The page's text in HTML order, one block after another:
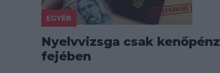
EGYÉB
Nyelvvizsga csak kenőpénz
fejében